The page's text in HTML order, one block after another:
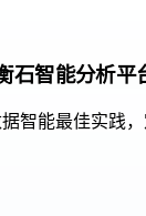
石智能分析平
智能最佳实践